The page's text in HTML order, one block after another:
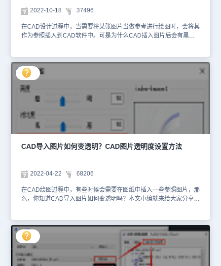
容，敬请期待哦！
2022-10-18 37496
在CAD设计过程中，当需要将某张图片当做参考进行绘图时，会将其
作为参照插入到CAD软件中。可是为什么CAD插入图片后会有黑色
框设置方法： 1、菜单栏 CAD插入图片后，在菜单栏中依次点击
【修改】—【对象】—【图像】—【边框】，如下图所示： 执行命
令后，系统会提示输入IMAGEFRAME的新值，此时输入：0，点击
回车键确认。设置完成后的效果图如下所示： 2、系统变量
IMAGEFRAME 在浩辰CAD软件中，用户可以通过设置系统变量
IMAGEFRAME的值来控制图像边框是否显示和打印。（1）当系统
变量IMAGEFRAME 值为0时，不显示也不打印边框，当选择或预览
对象时会临时显示。 （2）当系统变量IMAGEFRAME 值为1时，显
示和打印边框。 （3）当系统变量IMAGEFRAME 值为2时，显示但
不打印边框。 本节CAD教程小编给大家分享了浩辰CAD软件中设置
CAD图片边框不显示的两种方法，大家可以根据自身需求选择合适的
享，对此感兴趣的话可以持续关注浩辰CAD官网教程专区哦！
CAD导入图片如何变透明？CAD图片透明度设置方法
2022-04-22 68206
在CAD绘图过程中，有些时候会需要在图纸中插入一些参照图片，那
么，你知道CAD导入图片如何变透明吗？本文小编就来给大家分享一
置方法： 启动浩辰CAD软件后，插入一张图片。如下图所示： 方法
一：设置图层透明度 选中需要设置透明度的CAD图片，在功能区找
到【常用】—【特性】组，点击特性后的倒三角按钮，即可弹出如下
图所示下拉框，在其中设置透明度的值，如：60。 设置完成后CAD
图片的效果图如下： 方法二：特性栏设置淡入度 选中需要设置的